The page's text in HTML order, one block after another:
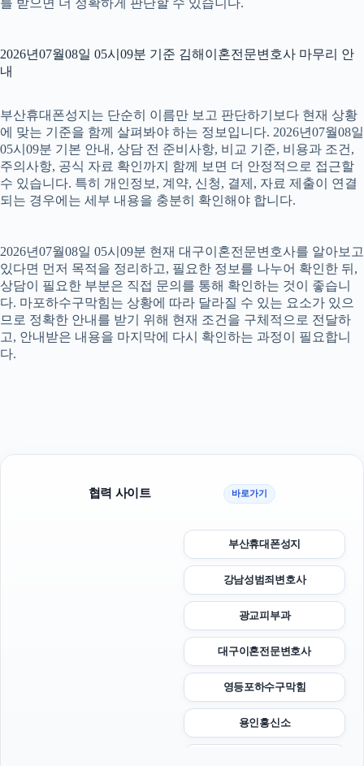
를 받으면 더 정확하게 판단할 수 있습니다.
2026년07월08일 05시09분 기준 김해이혼전문변호사 마무리 안
내
부산휴대폰성지는 단순히 이름만 보고 판단하기보다 현재 상황
에 맞는 기준을 함께 살펴봐야 하는 정보입니다. 2026년07월08일
05시09분 기본 안내, 상담 전 준비사항, 비교 기준, 비용과 조건,
주의사항, 공식 자료 확인까지 함께 보면 더 안정적으로 접근할
수 있습니다. 특히 개인정보, 계약, 신청, 결제, 자료 제출이 연결
되는 경우에는 세부 내용을 충분히 확인해야 합니다.
2026년07월08일 05시09분 현재 대구이혼전문변호사를 알아보고
있다면 먼저 목적을 정리하고, 필요한 정보를 나누어 확인한 뒤,
상담이 필요한 부분은 직접 문의를 통해 확인하는 것이 좋습니
다. 마포하수구막힘는 상황에 따라 달라질 수 있는 요소가 있으
므로 정확한 안내를 받기 위해 현재 조건을 구체적으로 전달하
고, 안내받은 내용을 마지막에 다시 확인하는 과정이 필요합니
다.
협력 사이트 바로가기
부산휴대폰성지
강남성범죄변호사
광교피부과
대구이혼전문변호사
영등포하수구막힘
용인흥신소